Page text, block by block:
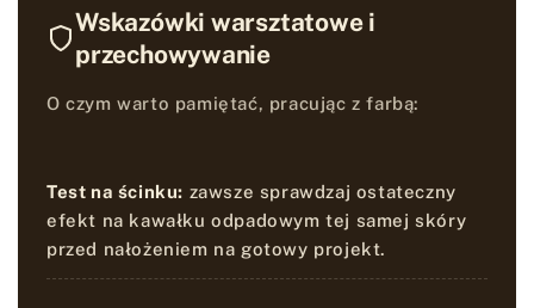
Wskazówki warsztatowe i
przechowywanie
O czym warto pamiętać, pracując z farbą:
Test na ścinku: zawsze sprawdzaj ostateczny
efekt na kawałku odpadowym tej samej skóry
przed nałożeniem na gotowy projekt.